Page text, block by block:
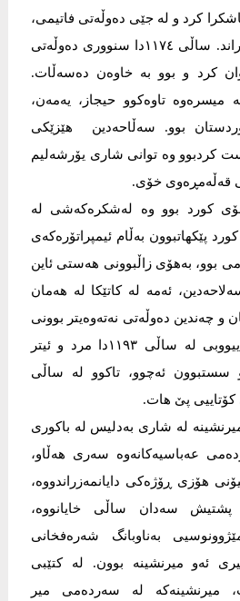
کرد و لە جێی دەوڵەتی فاتیمی،
دەوڵەتی ئەیووبیی دامەزراند. ساڵی ١١٧٤دا سنووری دەوڵەتی
کرد و بوو بە خاوەن دەسەڵات.
میسرەوە تاوەکوو حیجاز، یەمەن،
بوو. سەڵاحەدین ھێزێکی
کردبوو وە توانی شاری یۆرشەلیم
قەڵەمڕەوی خۆی.
کورد بوو وە لەشکرەکەشی لە
پێکهاتبوون بەڵام ئیمپراتۆرەکەی
بوو، بەهۆی زاڵبوونی هەستی ئاین
ئەمە لە کاتێکا لە هەمان
و چەندین دەوڵەتی نەتەوەیتر بوونی
هەبوو. سەڵاحەددینی ئەییووبی لە ساڵی ١١٩٣دا مرد و ئیتر
سستبوون ئەچوو، تاکوو لە ساڵی
لە شاری بەدلیس لە باکوری
عەباسیەکانەوە سەری ھەڵاو،
ھۆزی ڕۆژەکی دایانمەزراندووە،
پشتیش سەدان ساڵی خایانووە،
بەناوبانگ شەرەفخانی
ئەو میرنشینە بوون. لە کتێبی
میرنشینەکە لە سەردەمی میر